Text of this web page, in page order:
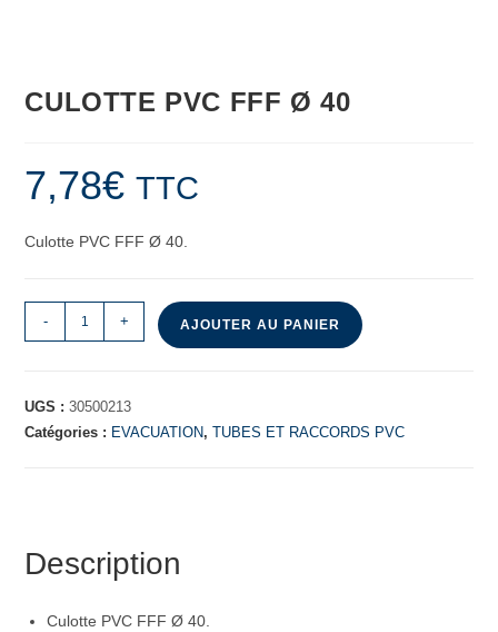
CULOTTE PVC FFF Ø 40
7,78€ TTC
Culotte PVC FFF Ø 40.
- + AJOUTER AU PANIER
UGS :30500213
Catégories : EVACUATION,TUBES ET RACCORDS PVC
Description
Culotte PVC FFF Ø 40.